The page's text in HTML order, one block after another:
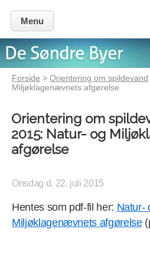
Menu
Forside >Orientering om spildevand
Miljøklagenævnets afgørelse
Orientering om
2015: Natur- og
afgørelse
Onsdag d. 22. juli 2015
Hentes som pdf-fil her: Natur-
Miljøklagenævnets afgørelse